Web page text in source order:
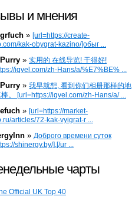
и мнения
» [url=https://create-
kak-obygrat-kazino/]обыг ...
» 实用的 在线导览! 干得好!
iqvel.com/zh-Hans/a/%E7%BE% ...
» 我早就想, 看到你们相册那样的地
。 [url=https://iqvel.com/zh-Hans/a/ ...
» [url=https://market-
articles/72-kak-vyigrat-r ...
» Доброго времени суток
shinergy.by/].[/ur ...
чарты
Official UK Top 40